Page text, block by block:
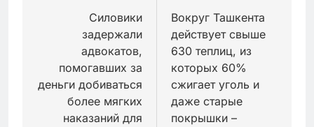
записям
Силовики
задержали
адвокатов,
помогавших за
деньги добиваться
более мягких
наказаний для
Вокруг Ташкента
действует свыше
630 теплиц, из
которых 60%
сжигает уголь и
даже старые
покрышки –